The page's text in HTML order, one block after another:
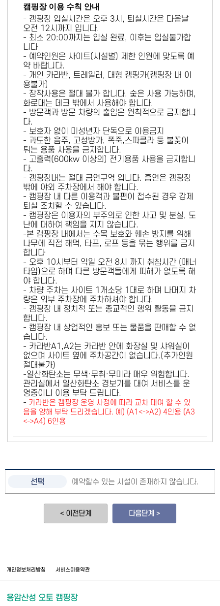
캠핑장 이용 수칙 안내
- 캠핑장 입실시간은 오후 3시, 퇴실시간은 다음날
오전 12시까지 입니다.
- 최소 20:00까지는 입실 완료, 이후는 입실불가합
니다
- 예약인원은 사이트(시설별) 제한 인원에 맞도록 예
약 바랍니다.
- 개인 카라반, 트레일러, 대형 캠핑카(캠핑장 내 이
용불가)
- 장작사용은 절대 불가 합니다. 숯은 사용 가능하며,
화로대는 데크 밖에서 사용해야 합니다.
- 방문객과 방문 차량의 출입은 원칙적으로 금지합니
다.
- 보호자 없이 미성년자 단독으로 이용금지
- 과도한 음주, 고성방가, 폭죽,스파클라 등 불꽃이
튀는 용품 사용을 금지합니다.
- 고출력(600kw 이상의) 전기용품 사용을 금지합니
다.
- 캠핑장내는 절대 금연구역 입니다. 흡연은 캠핑장
밖에 야외 주차장에서 해야 합니다.
- 캠핑장 내 다른 이용객과 불편이 접수된 경우 강제
퇴실 조치할 수 있습니다.
- 캠핑장은 이용자의 부주의로 인한 사고 및 분실, 도
난에 대하여 책임을 지지 않습니다.
-본 캠핑장 내에서는 수목 보호와 훼손 방지를 위해
나무에 직접 해먹, 타프, 로프 등을 묶는 행위를 금지
합니다
- 오후 10시부터 익일 오전 8시 까지 취침시간 (매너
타임)으로 하며 다른 방문객들에게 피해가 없도록 해
야 합니다.
- 차량 주차는 사이트 1개소당 1대로 하며 나머지 차
량은 외부 주차장에 주차하셔야 합니다.
- 캠핑장 내 정치적 또는 종교적인 행위 활동을 금지
합니다.
- 캠핑장 내 상업적인 홍보 또는 물품을 판매할 수 없
습니다.
- 카라반A1,A2는 카라반 안에 화장실 및 샤워실이
없으며 사이트 옆에 주차공간이 없습니다.(추가인원
절대불가)
-일산화탄소는 무색·무취·무미라 매우 위험합니다.
관리실에서 일산화탄소 경보기를 대여 서비스를 운
영중이니 이용 부탁 드립니다.
- 카라반은 캠핑장 운영 사정에 따라 교차 대여 할 수 있
음을 양해 부탁 드리겠습니다. 예) (A1<->A2) 4인용 (A3
<->A4) 6인용
예약할수 있는 시설이 존재하지 않습니다.
< 이전단계 다음단계 >
개인정보처리방침 서비스이용약관
용암산성 오토 캠핑장